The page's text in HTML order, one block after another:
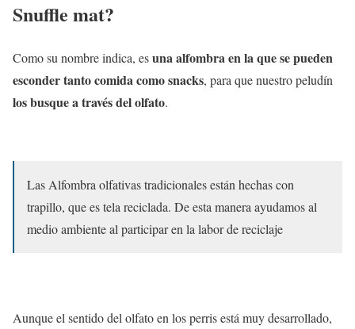
Snuffle mat?
Como su nombre indica, esuna alfombra en la que se pueden
esconder tanto comida como snacks, para que nuestro peludín
los busque a través del olfato.
Las Alfombra olfativas tradicionales están hechas con
trapillo, que es tela reciclada. De esta manera ayudamos al
medio ambiente al participar en la labor de reciclaje
Aunque el sentido del olfato en los perris está muy desarrollado,